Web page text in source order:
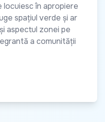
locuiesc în apropiere
spațiul verde și ar
aspectul zonei pe
a comunității